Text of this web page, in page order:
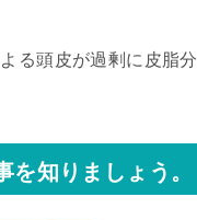
る頭皮が過剰に皮脂
知りましょう。